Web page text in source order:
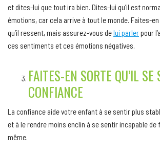
et dites-lui que tout ira bien. Dites-lui qu’il est
émotions, car cela arrive à tout le monde. Faites-
qu’il ressent, mais assurez-vous delui parlerpour
ces sentiments et ces émotions négatives.
FAITES-EN SORTE QU’IL SE
CONFIANCE
La confiance aide votre enfant à se sentir plus
et à le rendre moins enclin à se sentir incapable
même.